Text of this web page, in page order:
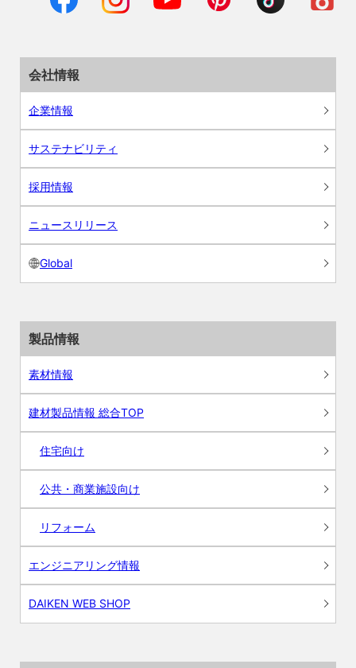
会社情報
企業情報
サステナビリティ
採用情報
ニュースリリース
Global
製品情報
素材情報
建材製品情報 総合TOP
住宅向け
公共・商業施設向け
リフォーム
エンジニアリング情報
DAIKEN WEB SHOP